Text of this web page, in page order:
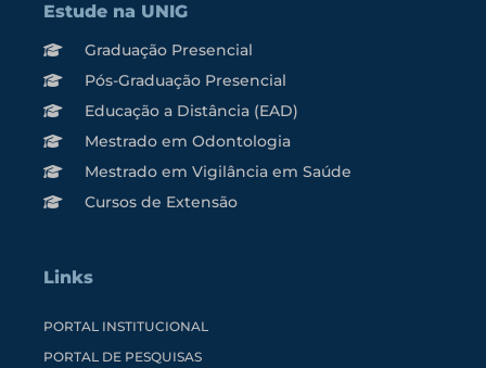
Estude na UNIG
Graduação Presencial
Pós-Graduação Presencial
Educação a Distância (EAD)
Mestrado em Odontologia
Mestrado em Vigilância em Saúde
Cursos de Extensão
Links
PORTAL INSTITUCIONAL
PORTAL DE PESQUISAS